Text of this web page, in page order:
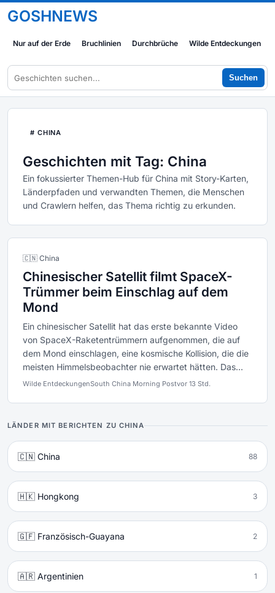
GOSHNEWS
Nur auf der Erde Bruchlinien Durchbrüche Wilde Entdeckungen
Suchen
# CHINA
Geschichten mit Tag: China
Ein fokussierter Themen-Hub für China mit Story-Karten,
Länderpfaden und verwandten Themen, die Menschen
und Crawlern helfen, das Thema richtig zu erkunden.
🇨🇳 China
Chinesischer Satellit filmt SpaceX-
Trümmer beim Einschlag auf dem
Mond
Ein chinesischer Satellit hat das erste bekannte Video
von SpaceX-Raketentrümmern aufgenommen, die auf
dem Mond einschlagen, eine kosmische Kollision, die die
meisten Himmelsbeobachter nie erwartet hätten. Das...
Wilde EntdeckungenSouth China Morning Postvor 13 Std.
LÄNDER MIT BERICHTEN ZU CHINA
🇨🇳 China 88
🇭🇰 Hongkong 3
🇬🇫 Französisch-Guayana 2
🇦🇷 Argentinien 1